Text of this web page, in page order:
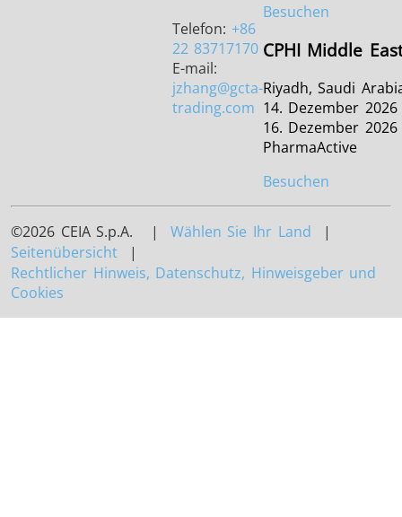
Telefon:+86
22 83717170
E-mail:
jzhang@gcta-
trading.com
Besuchen
CPHI Middle
Riyadh, Saudi
14. Dezember 2026
16. Dezember 2026
PharmaActive
Besuchen
©2026 CEIA S.p.A. | Wählen Sie Ihr Land |
Seitenübersicht |
Rechtlicher Hinweis, Datenschutz, Hinweisgeber und
Cookies